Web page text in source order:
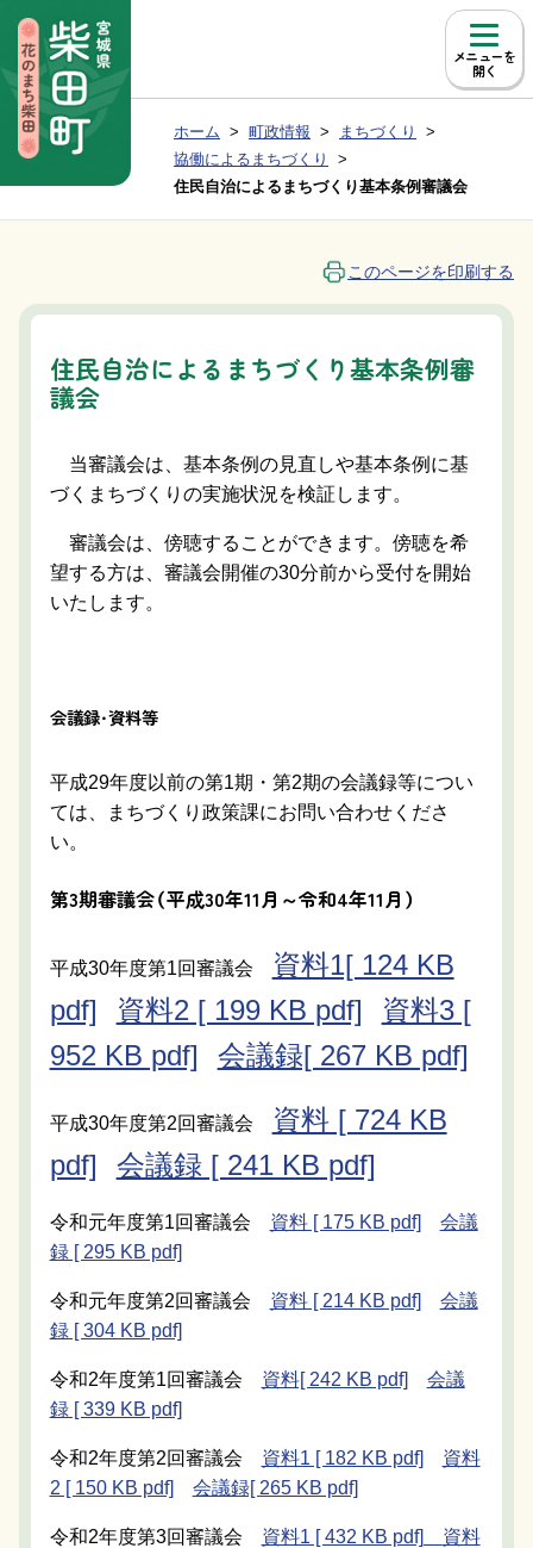
メニュー
Group NAV BreadCrumb
現在位置：
ホーム 町政情報
まちづくり
協働によるまちづくり
住民自治によるまちづくり基本条例審議会
このページを印刷する
住民自治によるまちづくり基本条例審
議会
当審議会は、基本条例の見直しや基本条例に基
づくまちづくりの実施状況を検証します。
審議会は、傍聴することができます。傍聴を希
望する方は、審議会開催の30分前から受付を開始
いたします。
会議録・資料等
平成29年度以前の第1期・第2期の会議録等につい
ては、まちづくり政策課にお問い合わせくださ
い。
第3期審議会（平成30年11月～令和4年11月）
平成30年度第1回審議会
資料1[ 124 KB
pdf]
資料2 [ 199 KB pdf]
資料3 [
952 KB pdf]
会議録[ 267 KB pdf]
平成30年度第2回審議会
資料 [ 724 KB
pdf]
会議録 [ 241 KB pdf]
令和元年度第1回審議会 資料 [ 175 KB pdf]
会議
録 [ 295 KB pdf]
令和元年度第2回審議会 資料 [ 214 KB pdf]
会議
録 [ 304 KB pdf]
令和2年度第1回審議会 資料[ 242 KB pdf]
会議
録 [ 339 KB pdf]
令和2年度第2回審議会 資料1 [ 182 KB pdf]
資料
2 [ 150 KB pdf]
会議録[ 265 KB pdf]
令和2年度第3回審議会 資料1 [ 432 KB pdf] 資料